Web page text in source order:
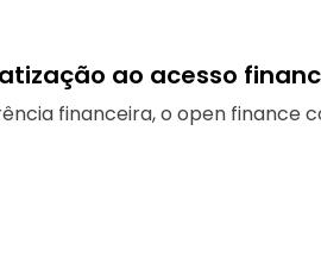
ao acesso
financeira, o open finance